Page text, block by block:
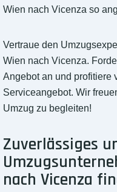
Wien nach Vicenza so
Vertraue den
Wien nach Vicenza.
Angebot an und profitiere
Serviceangebot. Wir
Umzug zu begleiten!
Zuverlässiges
nach Vicenza